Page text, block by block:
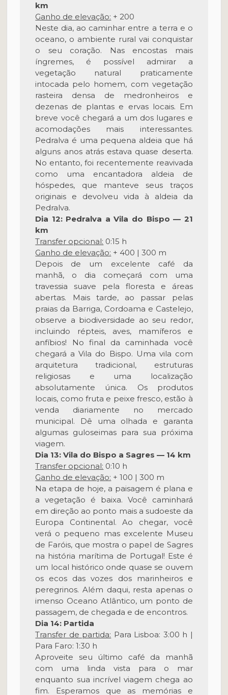
km
Ganho de elevação: + 200
Neste dia, ao caminhar entre a terra e o
oceano, o ambiente rural vai conquistar
o seu coração. Nas encostas mais
íngremes, é possível admirar a
vegetação natural praticamente
intocada pelo homem, com vegetação
rasteira densa de medronheiros e
dezenas de plantas e ervas locais. Em
breve você chegará a um dos lugares e
acomodações mais interessantes.
Pedralva é uma pequena aldeia que há
alguns anos atrás estava quase deserta.
No entanto, foi recentemente reavivada
como uma encantadora aldeia de
hóspedes, que manteve seus traços
originais e devolveu vida à aldeia da
Pedralva.
Dia 12: Pedralva a Vila do Bispo — 21
km
Transfer opcional: 0:15 h
Ganho de elevação: + 400 | 300 m
Depois de um excelente café da
manhã, o dia começará com uma
travessia suave pela floresta e áreas
abertas. Mais tarde, ao passar pelas
praias da Barriga, Cordoama e Castelejo,
observe a biodiversidade ao seu redor,
incluindo répteis, aves, mamíferos e
anfíbios! No final da caminhada você
chegará a Vila do Bispo. Uma vila com
arquitetura tradicional, estruturas
religiosas e uma localização
absolutamente única. Os produtos
locais, como fruta e peixe fresco, estão à
venda diariamente no mercado
municipal. Dê uma olhada e garanta
algumas guloseimas para sua próxima
viagem.
Dia 13: Vila do Bispo a Sagres — 14 km
Transfer opcional: 0:10 h
Ganho de elevação: + 100 | 300 m
Na etapa de hoje, a paisagem é plana e
a vegetação é baixa. Você caminhará
em direção ao ponto mais a sudoeste da
Europa Continental. Ao chegar, você
verá o pequeno mas excelente Museu
de Faróis, que mostra o papel de Sagres
na história marítima de Portugal! Este é
um local histórico onde quase se ouvem
os ecos das vozes dos marinheiros e
peregrinos. Além daqui, resta apenas o
imenso Oceano Atlântico, um ponto de
passagem, de chegada e de encontros.
Dia 14: Partida
Transfer de partida: Para Lisboa: 3:00 h |
Para Faro: 1:30 h
Aproveite seu último café da manhã
com uma linda vista para o mar
enquanto sua incrível viagem chega ao
fim. Esperamos que as memórias e